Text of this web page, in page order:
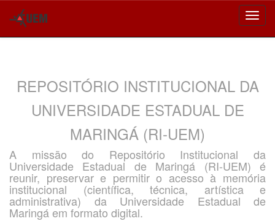
REPOSITÓRIO INSTITUCIONAL DA
UNIVERSIDADE ESTADUAL DE
MARINGÁ (RI-UEM)
A missão do Repositório Institucional da
Universidade Estadual de Maringá (RI-UEM) é
reunir, preservar e permitir o acesso à memória
institucional (científica, técnica, artística e
administrativa) da Universidade Estadual de
Maringá em formato digital.